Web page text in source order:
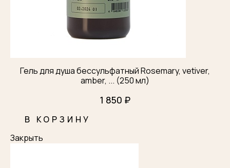
Гель для душа бессульфатный Rosemary, vetiver,
amber, ... (250 мл)
1 850 ₽
В КОРЗИНУ
Закрыть
Мы ответим вам в ближайшее время.